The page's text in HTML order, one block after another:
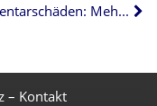
Elementarschäden: Mehrheit der Gebäude nicht richtig versichert
– Kontakt